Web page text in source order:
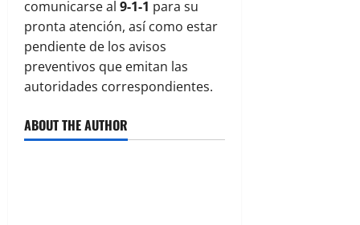
comunicarse al 9-1-1 para su
pronta atención, así como estar
pendiente de los avisos
preventivos que emitan las
autoridades correspondientes.
ABOUT THE AUTHOR